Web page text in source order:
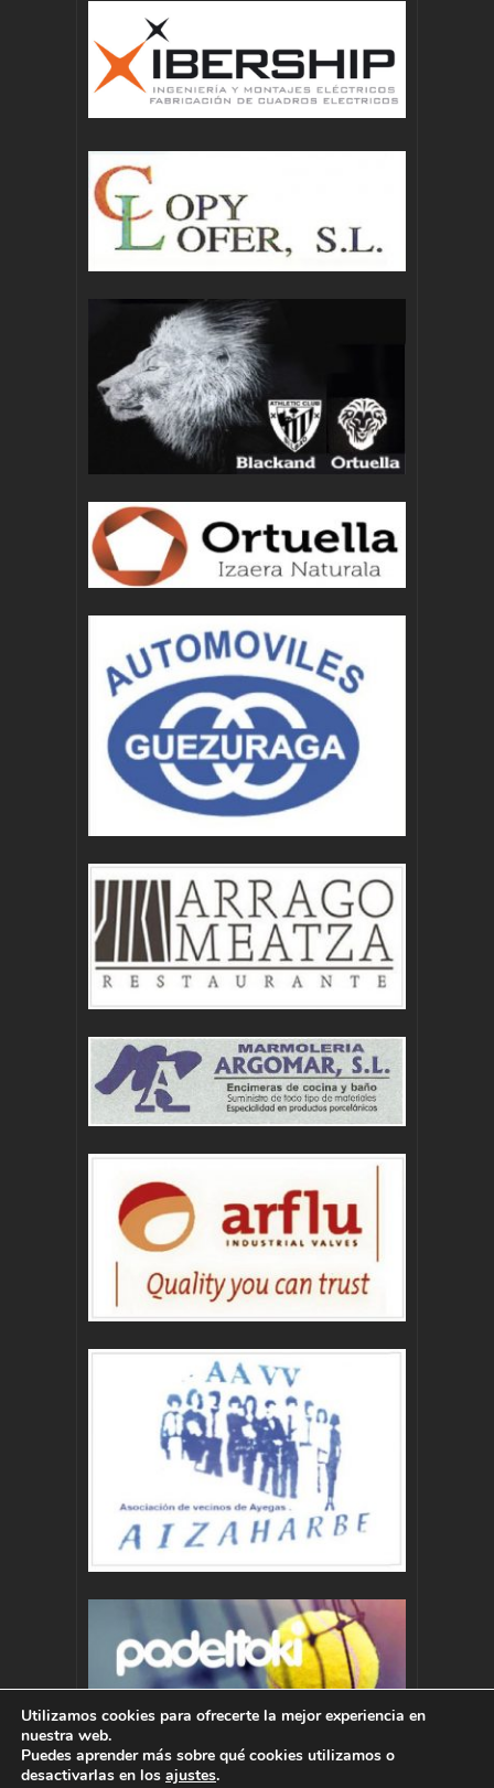
Utilizamos cookies para ofrecerte la mejor experiencia en
nuestra web.
Puedes aprender más sobre qué cookies utilizamos o
desactivarlas en los ajustes.